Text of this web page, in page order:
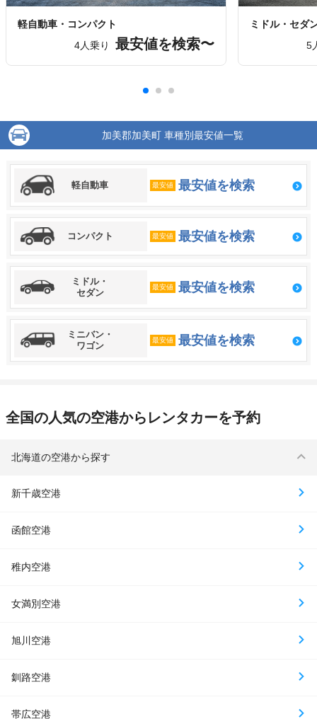
軽自動車・コンパクト
4人乗り
最安値を検索〜
ミドル・セダ
5
加美郡加美町 車種別最安値一覧
軽自動車 最安値 最安値を検索
コンパクト 最安値 最安値を検索
ミドル・
セダン
最安値 最安値を検索
ミニバン・
ワゴン
最安値 最安値を検索
全国の人気の空港からレンタカーを予約
北海道の空港から探す
新千歳空港
函館空港
稚内空港
女満別空港
旭川空港
釧路空港
帯広空港